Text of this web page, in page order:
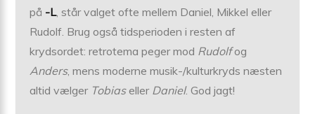
på -L, står valget ofte mellem Daniel, Mikkel eller
Rudolf. Brug også tidsperioden i resten af
krydsordet: retrotema peger mod Rudolfog
Anders, mens moderne musik-/kulturkryds næsten
altid vælger Tobiaseller Daniel. God jagt!